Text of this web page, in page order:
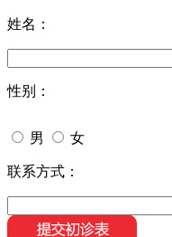
姓名：
性别：
男 女
联系方式：